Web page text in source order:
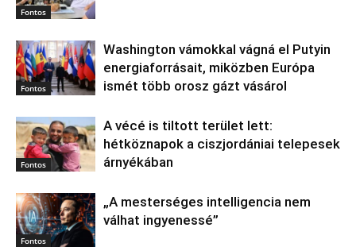
Fontos
Fontos
Washington vámokkal vágná el Putyin
energiaforrásait, miközben Európa
ismét több orosz gázt vásárol
Fontos
A vécé is tiltott terület lett:
hétköznapok a ciszjordániai telepesek
árnyékában
Fontos
„A mesterséges intelligencia nem
válhat ingyenessé”